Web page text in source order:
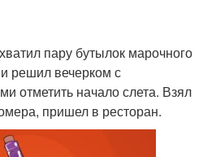
пару бутылок марочного
решил вечерком с
отметить начало слета. Взял
пришел в ресторан.